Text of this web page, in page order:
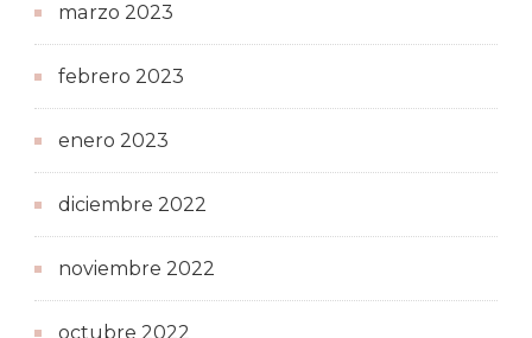
marzo 2023
febrero 2023
enero 2023
diciembre 2022
noviembre 2022
octubre 2022